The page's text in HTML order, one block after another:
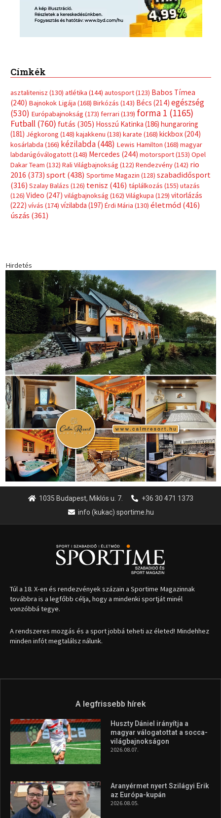
Címkék
asztalitenisz (130) atlétika (144) autosport(123) Babos Tímea
(240) Bajnokok Ligája (168) Birkózás (143) Bécs (214) egészség
(530) Európabajnokság (173) ferrari (139) forma 1 (1165)
Futball (760) futás (305) Hosszú Katinka (186) hungaroring
(181) Jégkorong (148) kajakkenu (138) karate (168) kickbox(204)
kosárlabda (166) kézilabda(448) Lewis Hamilton (168) magyar
labdarúgóválogatott(148) Mercedes (244) motorsport(153) Opel
Dakar Team (132) Rali Világbajnokság (122) Rendezvény(142) rio
2016 (373) sport(438) Sportime Magazin (128) szabadidősport
(316) Szalay Balázs (126) tenisz (416) táplálkozás (155) utazás
(126) Video (247) világbajnokság (162) Világkupa (129) vitorlázás
(222) vívás (174) vízilabda (197) Érdi Mária (130) életmód(416)
úszás (361)
Hirdetés
1035 Budapest, Miklós u. 7.
+36 30 471 1373
info (kukac) sportime.hu
Túl a 18. X-en és rendezvények százain a Sportime Magazinnak
továbbra is a legfőbb célja, hogy a mindenki sportját minél
vonzóbbá tegye.
A rendszeres mozgás és a sport jobbá teheti az életed! Mindehhez
minden infót megtalálsz nálunk.
A legfrissebb hírek
Huszty Dániel irányítja a
magyar válogatottat a socca-
világbajnokságon
2026.08.07.
Aranyérmet nyert Szilágyi Erik
az Európa-kupán
2026.08.05.